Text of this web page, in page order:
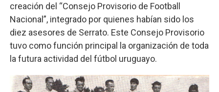
creación del “Consejo Provisorio de Football
Nacional”, integrado por quienes habían sido los
diez asesores de Serrato. Este Consejo Provisorio
tuvo como función principal la organización de toda
la futura actividad del fútbol uruguayo.